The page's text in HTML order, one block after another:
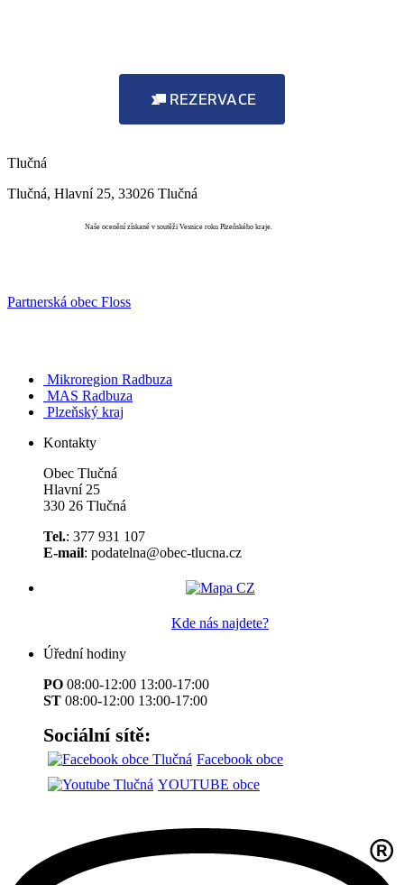
REZERVACE
Tlučná
Tlučná, Hlavní 25, 33026 Tlučná
Naše ocenění získané v soutěži Vesnice roku Plzeňského kraje.
Partnerská obec Floss
Mikroregion Radbuza
MAS Radbuza
Plzeňský kraj
Kontakty
Obec Tlučná
Hlavní 25
330 26 Tlučná
Tel.: 377 931 107
E-mail: podatelna@obec-tlucna.cz
Kde nás najdete?
Úřední hodiny
PO 08:00-12:00 13:00-17:00
ST 08:00-12:00 13:00-17:00
Sociální sítě:
Facebook obce
YOUTUBE obce